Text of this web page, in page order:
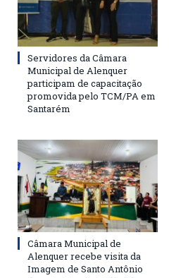
Servidores da Câmara
Municipal de Alenquer
participam de capacitação
promovida pelo TCM/PA em
Santarém
Câmara Municipal de
Alenquer recebe visita da
Imagem de Santo Antônio